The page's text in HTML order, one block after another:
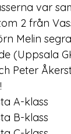
var
2 från
Melin
(Uppsala
Peter
A-klass
B-klass